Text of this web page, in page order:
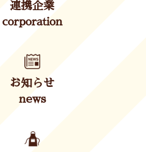
連携企業
corporation
お知らせ
news